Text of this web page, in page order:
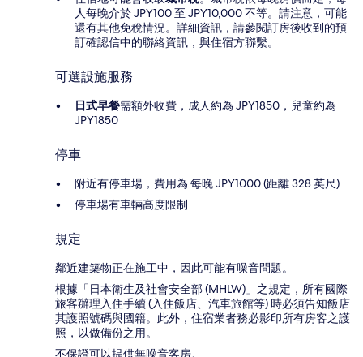
人每晚介於 JPY100 至 JPY10,000 不等。請注意，可能
還有其他免稅情況。詳細資訊，請參閱訂房後收到的預
訂確認信中的聯絡資訊，與住宿方聯繫。
可選設施服務
日式早餐需額外收費，成人約為 JPY1850，兒童約為
JPY1850
停車
附近有停車場，費用為 每晚 JPY1000 (距離 328 英尺)
停車場有車輛高度限制
規定
鄰近建築物正在施工中，因此可能有噪音問題。
根據「日本衛生及社會安全部 (MHLW)」之規定，所有國際
旅客辦理入住手續 (入住飯店、汽車旅館等) 時必須告知飯店
其護照號碼與國籍。此外，住宿業者務必影印所有房客之護
照，以做備份之用。
不保證可以提供無噪音客房。